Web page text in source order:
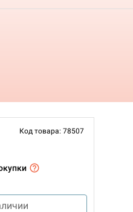
Код товара: 78507